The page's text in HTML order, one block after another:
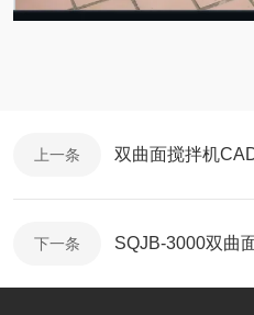
上一条 双曲面搅拌机
下一条 SQJB-3000双曲